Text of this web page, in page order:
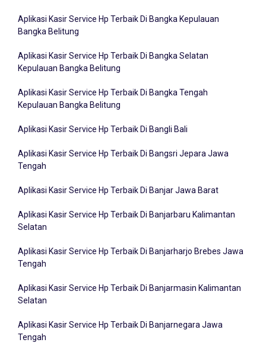
Aplikasi Kasir Service Hp Terbaik Di Bangka Kepulauan
Bangka Belitung
Aplikasi Kasir Service Hp Terbaik Di Bangka Selatan
Kepulauan Bangka Belitung
Aplikasi Kasir Service Hp Terbaik Di Bangka Tengah
Kepulauan Bangka Belitung
Aplikasi Kasir Service Hp Terbaik Di Bangli Bali
Aplikasi Kasir Service Hp Terbaik Di Bangsri Jepara Jawa
Tengah
Aplikasi Kasir Service Hp Terbaik Di Banjar Jawa Barat
Aplikasi Kasir Service Hp Terbaik Di Banjarbaru Kalimantan
Selatan
Aplikasi Kasir Service Hp Terbaik Di Banjarharjo Brebes Jawa
Tengah
Aplikasi Kasir Service Hp Terbaik Di Banjarmasin Kalimantan
Selatan
Aplikasi Kasir Service Hp Terbaik Di Banjarnegara Jawa
Tengah